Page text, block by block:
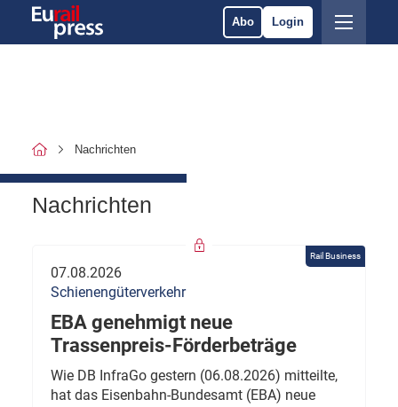
Abo Login
Nachrichten
Nachrichten
Rail Business
07.08.2026
Schienengüterverkehr
EBA genehmigt neue
Trassenpreis-Förderbeträge
Wie DB InfraGo gestern (06.08.2026) mitteilte,
hat das Eisenbahn-Bundesamt (EBA) neue